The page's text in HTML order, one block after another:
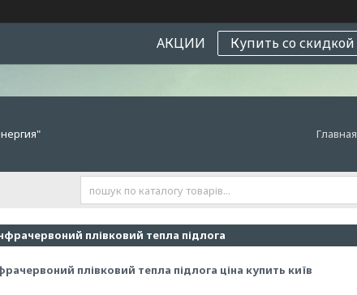
АКЦИИ Купить со скидкой
Главная
плівковий тепла підлога
плівковий тепла підлога ціна купить київ